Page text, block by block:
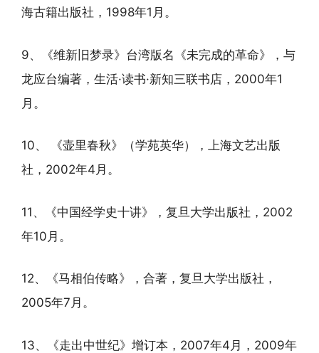
海古籍出版社，1998年1月。
9、《维新旧梦录》台湾版名《未完成的革命》，与
龙应台编著，生活·读书·新知三联书店，2000年1
月。
10、 《壶里春秋》（学苑英华），上海文艺出版
社，2002年4月。
11、《中国经学史十讲》，复旦大学出版社，2002
年10月。
12、《马相伯传略》，合著，复旦大学出版社，
2005年7月。
13、《走出中世纪》增订本，2007年4月，2009年